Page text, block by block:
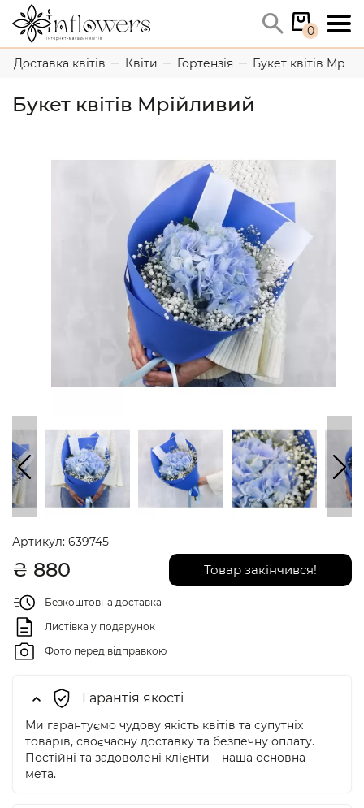
0
Доставка квітів Квіти Гортензія Букет квітів
Букет квітів Мрійливий
Артикул: 639745
₴ 880 Товар закінчився!
Безкоштовна доставка
Листівка у подарунок
Фото перед відправкою
Гарантія якості
Ми гарантуємо чудову якість квітів та супутніх
товарів, своєчасну доставку та безпечну оплату.
Постійні та задоволені клієнти – наша основна
мета.